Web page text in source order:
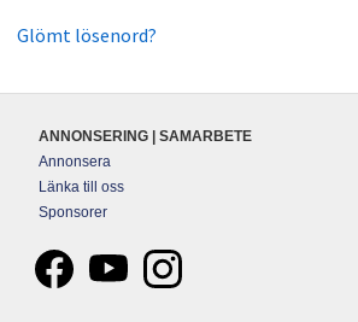
Glömt lösenord?
ANNONSERING | SAMARBETE
Annonsera
Länka till oss
Sponsorer